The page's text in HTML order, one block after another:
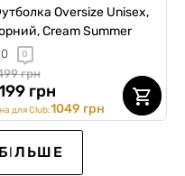
Oversize Unisex,
Cream Summer
0 0
грн
грн
для Club:1049 грн
SALE -20%
SALE -40%